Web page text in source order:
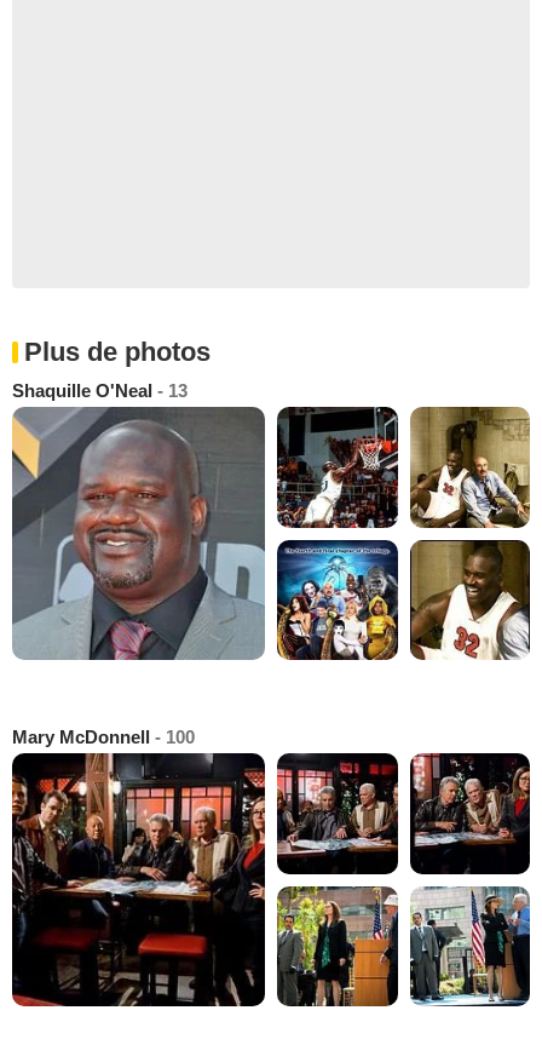
Plus de photos
Shaquille O'Neal - 13
Mary McDonnell - 100